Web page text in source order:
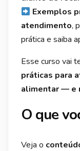
Exemplos
atendimento,
prática e saiba
Esse curso vai
práticas para
alimentar — e
O que
Veja o